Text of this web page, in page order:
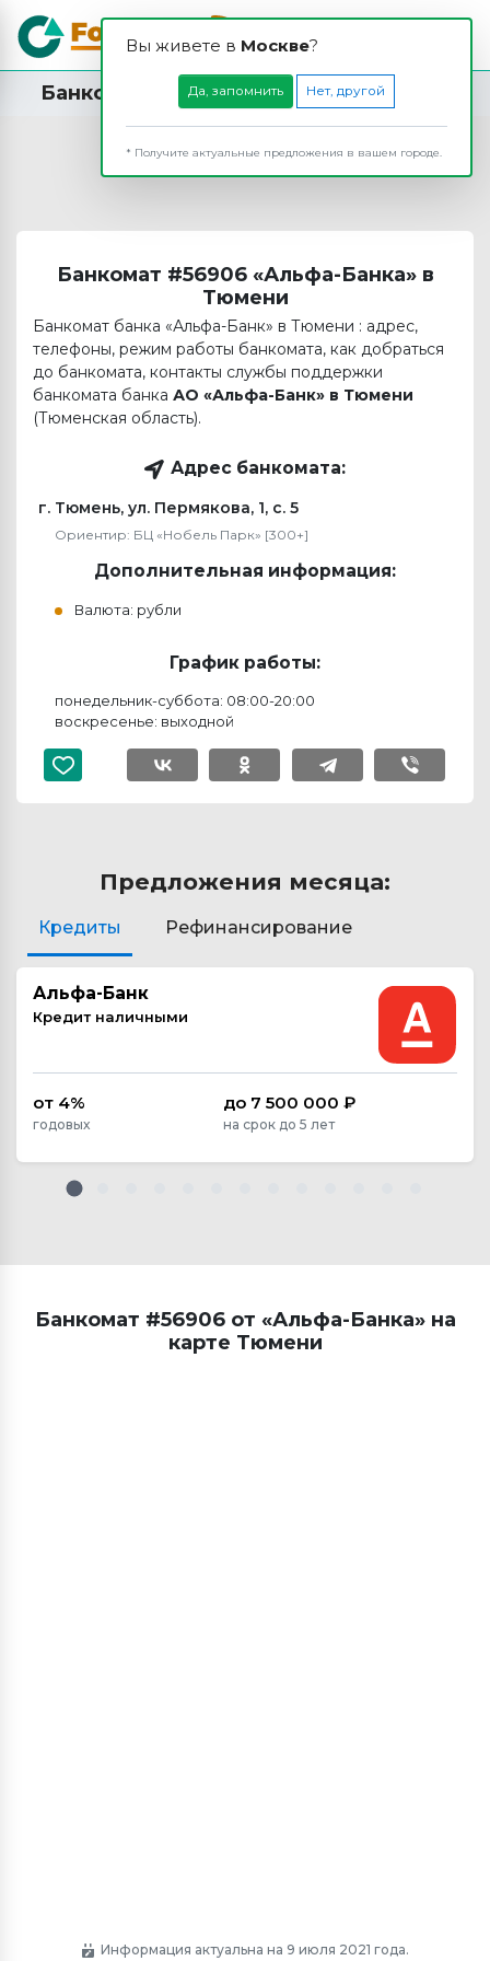
Вы живете в Москвe?
Да, запомнить Нет, другой
* Получите актуальные предложения в вашем городе.
Банкомат АО «Альфа-Банк» в Тюмени
Банкомат #56906 «Альфа-Банка» в
Тюмени
Банкомат банка «Альфа-Банк» в Тюмени : адрес,
телефоны, режим работы банкомата, как добраться
до банкомата, контакты службы поддержки
банкомата банка АО «Альфа-Банк» в Тюмени
(Тюменская область).
Адрес банкомата:
г. Тюмень, ул. Пермякова, 1, с. 5
Ориентир: БЦ «Нобель Парк» [300+]
Дополнительная информация:
Валюта: рубли
График работы:
понедельник-суббота: 08:00-20:00
воскресенье: выходной
Предложения месяца:
Кредиты Рефинансирование
Альфа-Банк
Кредит наличными
от 4%
годовых
до 7 500 000 ₽
на срок до 5 лет
Банкомат #56906 от «Альфа-Банка» на
карте Тюмени
Информация актуальна на 9 июля 2021 года.